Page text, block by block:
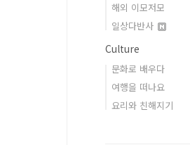
해외 이모저모
일상다반사
Culture
문화로 배우다
여행을 떠나요
요리와 친해지기